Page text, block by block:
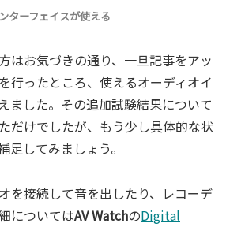
ターフェイスが使える
はお気づきの通り、一旦記事をアッ
行ったところ、使えるオーディオイ
ました。その追加試験結果について
だけでしたが、もう少し具体的な状
足してみましょう。
を接続して音を出したり、レコーデ
についてはAV WatchのDigital